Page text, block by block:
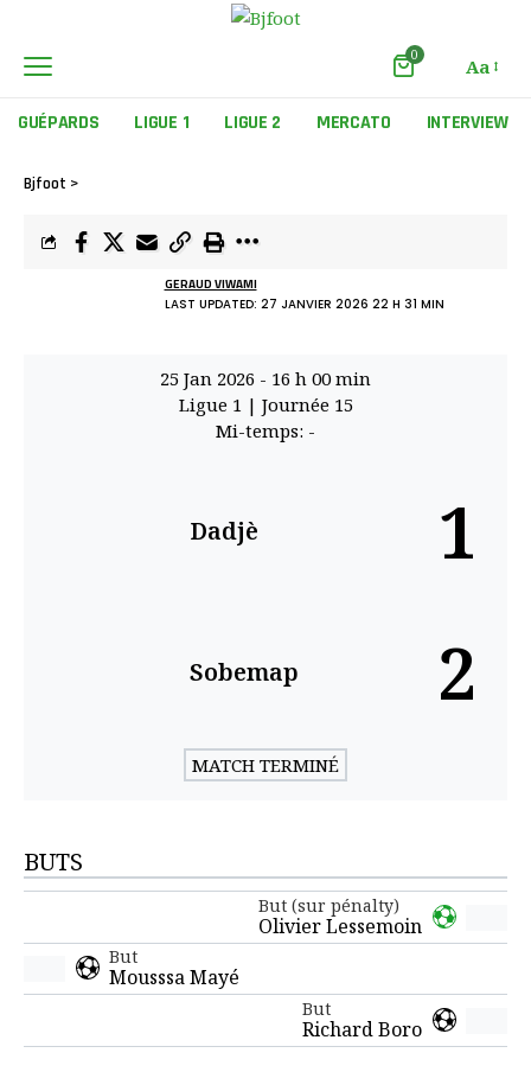
0 Aa
GUÉPARDS LIGUE 1 LIGUE 2 MERCATO INTERVIEW
Bjfoot >
LAST UPDATED: 27 JANVIER 2026 22 H 31 MIN
GERAUD VIWAMI
25 Jan 2026 - 16 h 00 min
Ligue 1 | Journée 15
Mi-temps: -
Dadjè 1
Sobemap 2
MATCH TERMINÉ
BUTS
But (sur pénalty)
Olivier Lessemoin
But
Mousssa Mayé
But
Richard Boro